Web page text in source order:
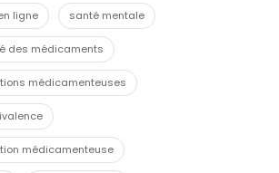
ligne santé mentale
des médicaments
médicamenteuses
médicamenteuse